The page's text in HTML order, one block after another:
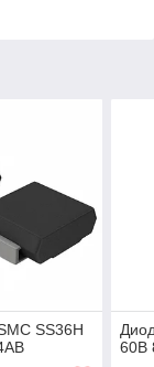
SS36H
60В